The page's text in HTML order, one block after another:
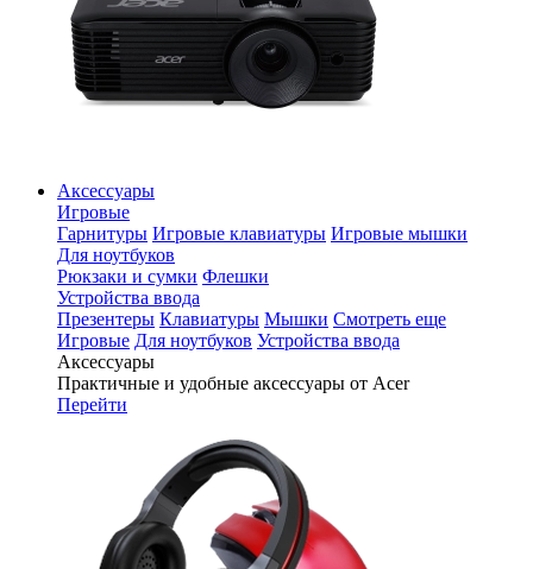
Аксессуары
Игровые
Гарнитуры Игровые клавиатуры Игровые мышки
Для ноутбуков
Рюкзаки и сумки Флешки
Устройства ввода
Презентеры Клавиатуры Мышки Смотреть еще
Игровые Для ноутбуков Устройства ввода
Аксессуары
Практичные и удобные аксессуары от Acer
Перейти